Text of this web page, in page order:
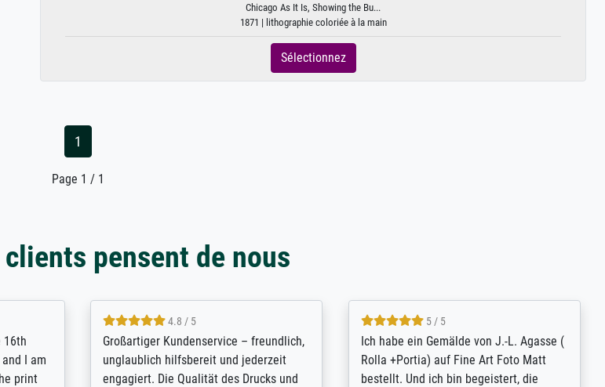
Chicago As It Is, Showing the Bu...
1871 | lithographie coloriée à la main
Sélectionnez
1
Page 1 / 1
clients pensent de nous
to
best
5 / 5
Outstanding quality and customer
support. - the quality of the printing is
excellent and difficult to distinguish
4.8 / 5
Qualité absolument irréprochable.
Extraordinaire diversité des thèmes
abordés et personnalisation des